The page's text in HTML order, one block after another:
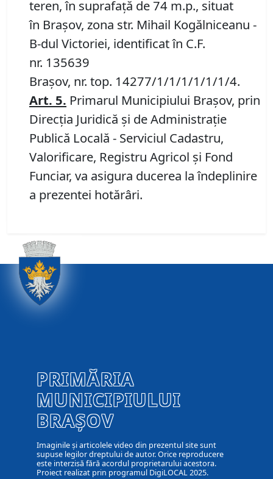
teren, în suprafață de 74 m.p., situat
în Brașov, zona str. Mihail Kogălniceanu -
B-dul Victoriei, identificat în C.F.
nr. 135639
Brașov, nr. top. 14277/1/1/1/1/1/1/4.
Art. 5. Primarul Municipiului Brașov, prin
Direcția Juridică și de Administrație
Publică Locală - Serviciul Cadastru,
Valorificare, Registru Agricol și Fond
Funciar, va asigura ducerea la îndeplinire
a prezentei hotărâri.
PRIMĂRIA
MUNICIPIULUI
BRAȘOV
Imaginile și articolele video din prezentul site sunt
supuse legilor dreptului de autor. Orice reproducere
este interzisă fără acordul proprietarului acestora.
Proiect realizat prin programul DigiLOCAL 2025.